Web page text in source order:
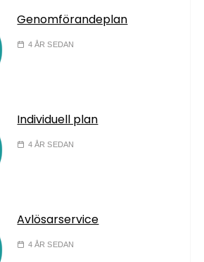
Genomförandeplan
4 ÅR SEDAN
Individuell plan
4 ÅR SEDAN
Avlösarservice
4 ÅR SEDAN